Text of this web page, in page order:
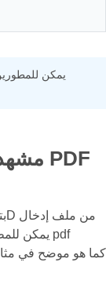
مشهد مفتوح من كلمة مرور محمية PDF